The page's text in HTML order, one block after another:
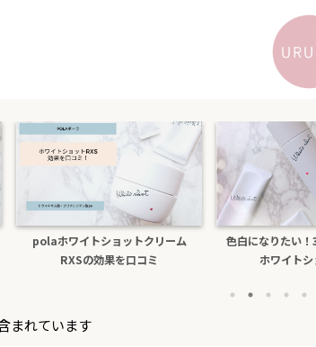
ショットクリーム
効果を口コミ
色白になりたい！30代以上にpola
ホワイトショットl...
まれています